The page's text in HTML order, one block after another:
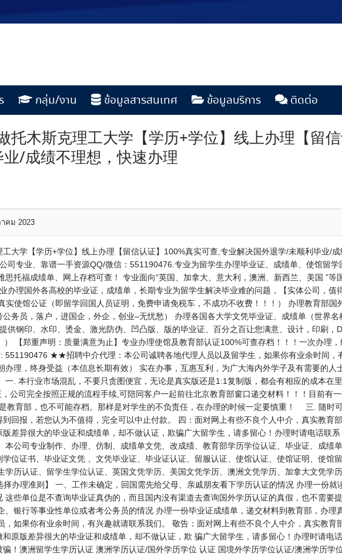
กลุ่ม/งาน ข้อมูลสารสนเทศ ข้อมูลบริการ ติดต่อ
木斯克理工大学【学历+学位】线上办理【留
/成绩不理想，快速办理
คม 2023
大学【学历+学位】线上办理【留信认证】100%真实可查,专业解决国外退学/未顺利毕业/
司专业、靠谱一手资源QQ/微信：551190476.专业为留学生办理毕业证、成绩单、使馆留
托福成绩单、网上存档可查！ 专业面向“英国、加拿大、意大利，澳洲、新西兰、美国 ”等
办理国外各高校的毕业证，成绩单，长期专业为留学生解决毕业难的问题，【实体公司，值
使馆公证（即留学回国人员证明，免费申请免税车，不成功不收费！！！） 办理教育部国
务员，落户，进国企，外企，创业–无忧愁） 办理各国各大学文凭毕业证、成绩单（世界
供钢印、水印、烫金、激光防伪、凹凸版、版的毕业证、百分之百让您满意、设计，印刷，
【郑重声明：质量满意为止】专业办理使馆及教育部认证100%可查存档！！！一次办理
551190476 ★★招聘中介代理：本公司诚聘各地代理人员以及留学生，如果你有业余时间，
理，终身受益（本信息长期有效） 实在办事，互惠互利，为广大海内外学子及有需要的人
本行业市场混乱，不要只贪图便宜，无论是真实版还是1:1复制版，都会有相应的成本在
司完全按照正规的流程手续,可陪同客户一起前往北京教育部窗口递交材料！！！目前有
教育部，也不可能存档。那样是对学生的不负责任，在办理的时候一定要慎重！ 三. 随时
回报，若您认为不值得，完全可以中止付款。 四：面对网上有些不良个人中介，真实教育
差异很大的毕业证和成绩单，却不做认证，欺骗广大留学生，请多留心！办理时请电话联
公司专业制作、办理、仿制、成绩单文凭、改成绩、教育部学历学位认证、毕业证、成绩
位证书、毕业证文凭 、文凭毕业证、毕业证认证、留服认证、使馆认证、使馆证明、使馆
历认证、留学生学位认证、英国文凭学历、美国文凭学历、澳洲文凭学历、加拿大文凭学
办理准则】 一、工作未确定，回国需先给父母、亲戚朋友看下学历认证的情况 办理一份就
些单位是不查询毕业证真伪的，而且国内没有渠道去查询国外学历认证的真假，也不需要
、银行等事业性单位或者考公务员的情况 办理一份毕业证成绩单，递交材料到教育部，办理
如果你有业余时间，有兴趣就请联系我们。 敬告：面对网上有些不良个人中介，真实教育
原版差异很大的毕业证和成绩单，却不做认证，欺 骗广大留学生，请多留心！办理时请电
！澳洲留学生学历认证 澳洲学历认证/国外学历学位 认证 国境外学历学位认证/澳洲学历学